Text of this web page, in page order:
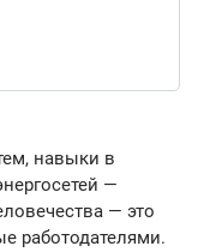
навыки в
—
— это
работодателями.